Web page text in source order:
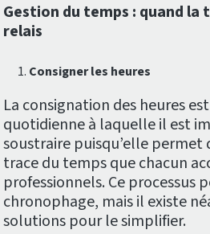
Gestion du temps : quand
relais
Consigner les heures
La consignation des heures
quotidienne à laquelle il est
soustraire puisqu’elle permet
trace du temps que chacun
professionnels. Ce processus
chronophage, mais il existe
solutions pour le simplifier.